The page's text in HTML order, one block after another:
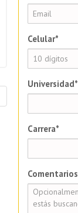
Celular*
Universidad*
Carrera*
Comentarios